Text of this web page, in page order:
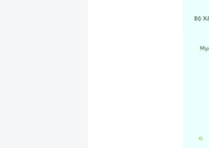
Lao động -